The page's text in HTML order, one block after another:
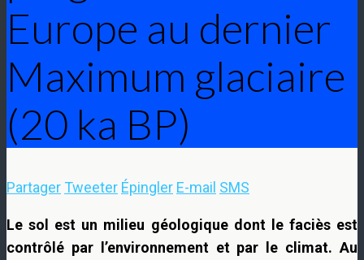
Europe au dernier
Maximum glaciaire
(20 ka BP)
Partager Tweeter Épingler E-mail SMS
Le sol est un milieu géologique dont le faciès est
contrôlé par l’environnement et par le climat. Au